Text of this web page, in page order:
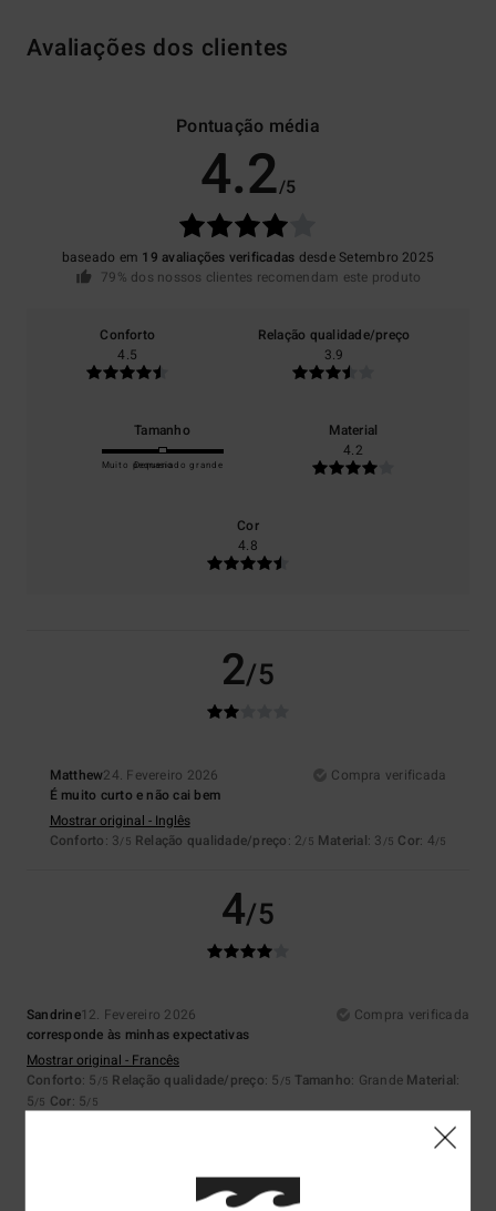
Avaliações dos clientes
Pontuação média
4.2/5
baseado em 19 avaliações verificadas desde Setembro 2025
79% dos nossos clientes recomendam este produto
Conforto
4.5
Relação qualidade/preço
3.9
Tamanho
Muito pequeno
Demasiado grande
Material
4.2
Cor
4.8
2/5
Matthew24. Fevereiro 2026
Compra verificada
É muito curto e não cai bem
Mostrar original - Inglês
Conforto: 3/5 Relação qualidade/preço: 2/5 Material: 3 /5 Cor: 4/5
4/5
Sandrine12. Fevereiro 2026
Compra verificada
corresponde às minhas expectativas
Mostrar original - Francês
Conforto: 5 /5 Relação qualidade/preço: 5 /5 Tamanho: Grande Material:
5/5 Cor: 5/5
5/5